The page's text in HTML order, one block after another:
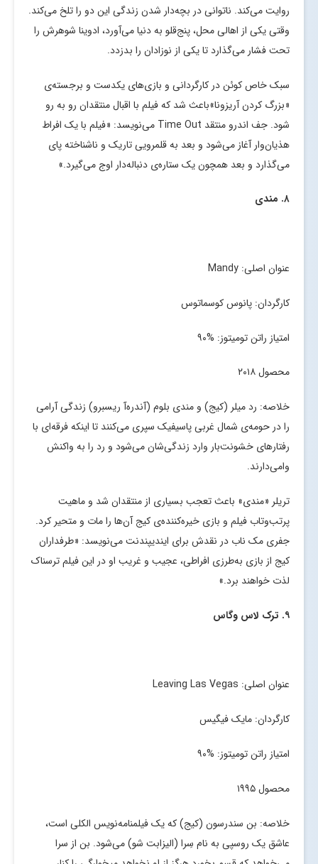
روایت می‌کند. ناتوانی در بچه‌دار شدن زندگی این دو را تلخ می‌کند.
وقتی یکی از اهالی محل، پنج‌قلو به دنیا می‌آورد، ادوینا شوهرش را
تحت فشار می‌گذارد تا یکی از نوزادان را بدزدد.
سبک خاص کوئن در کارگردانی و بازی‌های یکدست و برجسته‌ی
«بزرگ کردن آریزونا»باعث شد که فیلم با اقبال منتقدان رو به رو
شود. جف اندرو منتقد Time Out می‌نویسد: «فیلم با یک افراط
هذیان‌وار آغاز می‌شود و بعد به قلمرویی تاریک و ناشناخته پای
می‌گذارد و بعد همچون یک ستاره‌ی دنباله‌دار اوج می‌گیرد.»
۸. مندی
عنوان اصلی: Mandy
کارگردان: پانوس کوسماتوس
امتیاز راتن تومیتوز: %۹۰
محصول ۲۰۱۸
خلاصه: رد میلر (کیج) و مندی بلوم (آندره‌آ ریسبرو) زندگی آرامی
را در حومه‌ی شمال غربی پاسیفیک سپری می‌کنند تا اینکه فرقه‌ای با
رفتارهای خشونت‌بار وارد زندگی‌شان می‌شود و رد را به واکنش
وامی‌دارند.
تریلر «مندی» باعث تعجب بسیاری از منتقدان شد و ماهیت
پرتب‌وتاب فیلم و بازی خیره‌کننده‌ی کیج آن‌ها را مات و متحیر کرد.
جفری مک ناب در نقدش برای ایندیپندنت می‌نویسد: «طرفداران
کیج از بازی به‌طرزی افراطی، عجیب و غریب او در این فیلم ترسناک
لذت خواهند برد.»
۹. ترک لاس وگاس
عنوان اصلی: Leaving Las Vegas
کارگردان: مایک فیگیس
امتیاز راتن تومیتوز: %۹۰
محصول ۱۹۹۵
خلاصه: بن سندرسون (کیج) که یک فیلمنامه‌نویس الکلی است،
عاشق یک روسپی به نام سِرا (الیزابت شو) می‌شود. بن از سرا